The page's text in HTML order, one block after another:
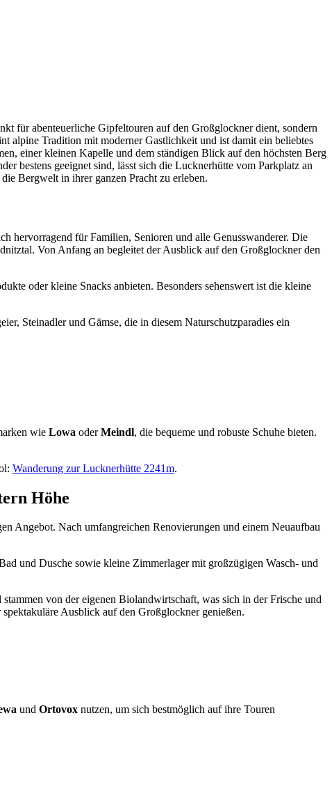
für abenteuerliche Gipfeltouren auf den Großglockner dient, sondern
alpine Tradition mit moderner Gastlichkeit und ist damit ein beliebtes
einer kleinen Kapelle und dem ständigen Blick auf den höchsten Berg
bestens geeignet sind, lässt sich die Lucknerhütte vom Parkplatz an
Bergwelt in ihrer ganzen Pracht zu erleben.
hervorragend für Familien, Senioren und alle Genusswanderer. Die
Von Anfang an begleitet der Ausblick auf den Großglockner den
oder kleine Snacks anbieten. Besonders sehenswert ist die kleine
Steinadler und Gämse, die in diesem Naturschutzparadies ein
wie Lowa oderMeindl, die bequeme und robuste Schuhe bieten.
Wanderung zur Lucknerhütte 2241m.
Höhe
Angebot. Nach umfangreichen Renovierungen und einem Neuaufbau
und Dusche sowie kleine Zimmerlager mit großzügigen Wasch- und
von der eigenen Biolandwirtschaft, was sich in der Frische und
Ausblick auf den Großglockner genießen.
und Ortovox nutzen, um sich bestmöglich auf ihre Touren